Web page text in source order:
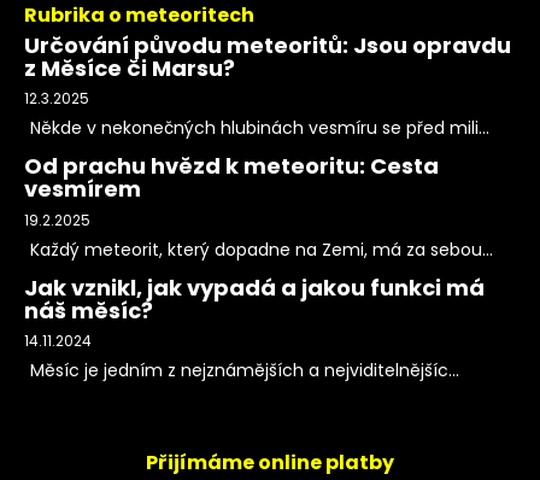
Rubrika o meteoritech
Určování původu meteoritů: Jsou opravdu
z Měsíce či Marsu?
12.3.2025
Někde v nekonečných hlubinách vesmíru se před mili...
Od prachu hvězd k meteoritu: Cesta
vesmírem
19.2.2025
Každý meteorit, který dopadne na Zemi, má za sebou...
Jak vznikl, jak vypadá a jakou funkci má
náš měsíc?
14.11.2024
Měsíc je jedním z nejznámějších a nejviditelnějšíc...
Přijímáme online platby